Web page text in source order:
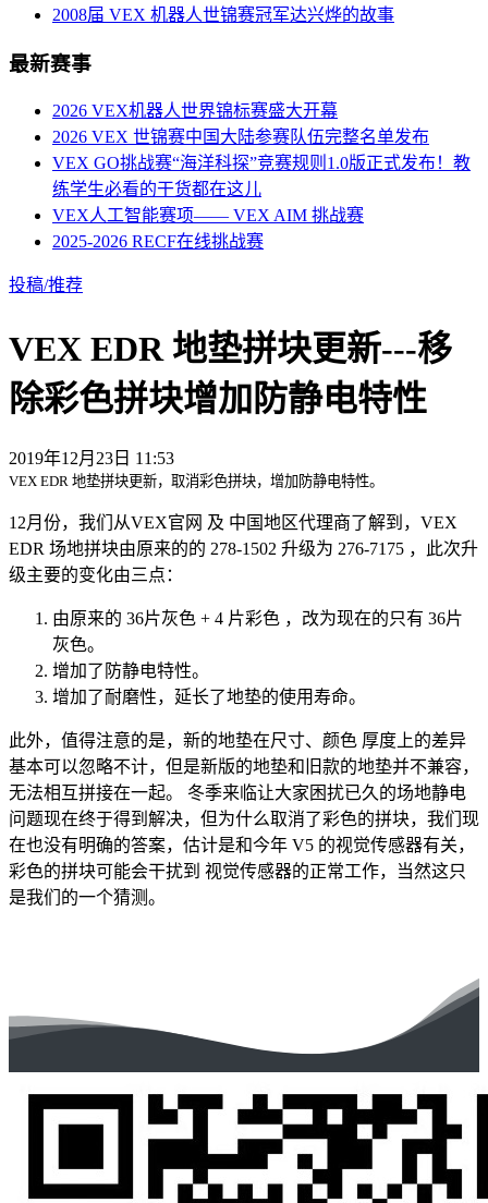
2008届 VEX 机器人世锦赛冠军达兴烨的故事
最新赛事
2026 VEX机器人世界锦标赛盛大开幕
2026 VEX 世锦赛中国大陆参赛队伍完整名单发布
VEX GO挑战赛“海洋科探”竞赛规则1.0版正式发布！教
练学生必看的干货都在这儿
VEX人工智能赛项—— VEX AIM 挑战赛
2025-2026 RECF在线挑战赛
投稿/推荐
VEX EDR 地垫拼块更新---移
除彩色拼块增加防静电特性
2019年12月23日 11:53
VEX EDR 地垫拼块更新，取消彩色拼块，增加防静电特性。
12月份，我们从VEX官网 及 中国地区代理商了解到，VEX
EDR 场地拼块由原来的的 278-1502 升级为 276-7175 ，此次升
级主要的变化由三点：
由原来的 36片灰色 + 4 片彩色 ，改为现在的只有 36片
灰色。
增加了防静电特性。
增加了耐磨性，延长了地垫的使用寿命。
此外，值得注意的是，新的地垫在尺寸、颜色 厚度上的差异
基本可以忽略不计，但是新版的地垫和旧款的地垫并不兼容，
无法相互拼接在一起。 冬季来临让大家困扰已久的场地静电
问题现在终于得到解决，但为什么取消了彩色的拼块，我们现
在也没有明确的答案，估计是和今年 V5 的视觉传感器有关，
彩色的拼块可能会干扰到 视觉传感器的正常工作，当然这只
是我们的一个猜测。